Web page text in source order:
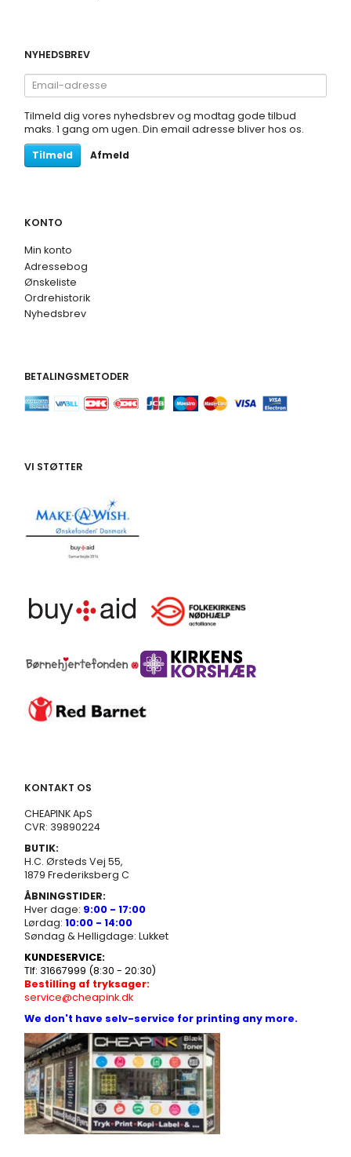
NYHEDSBREV
Email-
adresse
Tilmeld dig vores nyhedsbrev og modtag gode tilbud
maks. 1 gang om ugen. Din email adresse bliver hos os.
Tilmeld
Afmeld
KONTO
Min konto
Adressebog
Ønskeliste
Ordrehistorik
Nyhedsbrev
BETALINGSMETODER
VI STØTTER
KONTAKT OS
CHEAPINK ApS
CVR: 39890224
BUTIK:
H.C. Ørsteds Vej 55,
1879 Frederiksberg C
ÅBNINGSTIDER:
Hver dage: 9:00 - 17:00
Lørdag: 10:00 - 14:00
Søndag & Helligdage: Lukket
KUNDESERVICE:
Tlf: 31667999 (8:30 - 20:30)
Bestilling af tryksager:
service@cheapink.dk
We don't have selv-service for printing any more.